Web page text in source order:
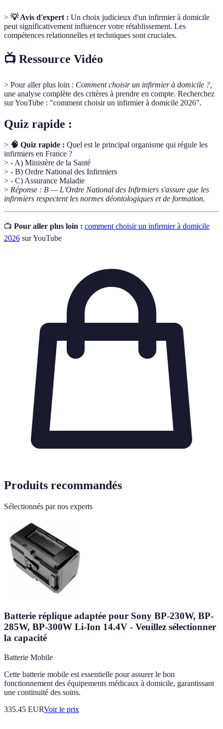
> 💡 Avis d'expert : Un choix judicieux d'un infirmier à domicile
peut significativement influencer votre rétablissement. Les
compétences relationnelles et techniques sont cruciales.
📺 Ressource Vidéo
> Pour aller plus loin : Comment choisir un infirmier à domicile ?,
une analyse complète des critères à prendre en compte. Recherchez
sur YouTube : "comment choisir un infirmier à domicile 2026".
Quiz rapide :
> 🧠 Quiz rapide : Quel est le principal organisme qui régule les
infirmiers en France ?
> - A) Ministère de la Santé
> - B) Ordre National des Infirmiers
> - C) Assurance Maladie
> Réponse : B — L'Ordre National des Infirmiers s'assure que les
infirmiers respectent les normes déontologiques et de formation.
📺 Pour aller plus loin : comment choisir un infirmier à domicile
2026 sur YouTube
Produits recommandés
Sélectionnés par nos experts
Batterie réplique adaptée pour Sony BP-230W, BP-
285W, BP-300W Li-Ion 14.4V - Veuillez sélectionner
la capacité
Batterie Mobile
Cette batterie mobile est essentielle pour assurer le bon
fonctionnement des équipements médicaux à domicile, garantissant
une continuité des soins.
335.45 EURVoir le prix